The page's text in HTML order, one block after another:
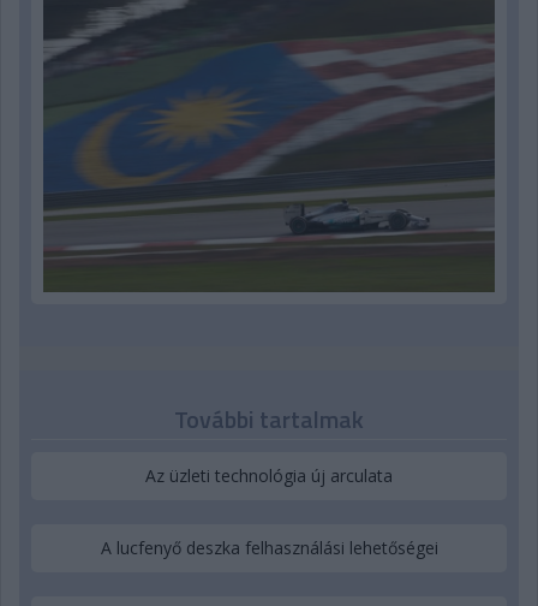
További tartalmak
Az üzleti technológia új arculata
A lucfenyő deszka felhasználási lehetőségei